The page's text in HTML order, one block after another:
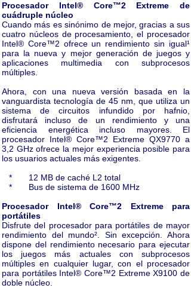
Procesador Intel® Core™2 Extreme de
cuádruple núcleo
Cuando más es sinónimo de mejor, gracias a sus
cuatro núcleos de procesamiento, el procesador
Intel® Core™2 ofrece un rendimiento sin igual¹
para la nueva y mejor generación de juegos y
aplicaciones multimedia con subprocesos
múltiples.
Ahora, con una nueva versión basada en la
vanguardista tecnología de 45 nm, que utiliza un
sistema de circuitos infundido por hafnio,
disfrutará incluso de un rendimiento y una
eficiencia energética incluso mayores. El
procesador Intel® Core™2 Extreme QX9770 a
3,2 GHz ofrece la mejor experiencia posible para
los usuarios actuales más exigentes.
* 12 MB de caché L2 total
* Bus de sistema de 1600 MHz
Procesador Intel® Core™2 Extreme para
portátiles
Disfrute del procesador para portátiles de mayor
rendimiento del mundo². Sin excepción. Ahora
dispone del rendimiento necesario para ejecutar
los juegos más actuales con subprocesos
múltiples en cualquier lugar, con el procesador
para portátiles Intel® Core™2 Extreme X9100 de
doble núcleo.